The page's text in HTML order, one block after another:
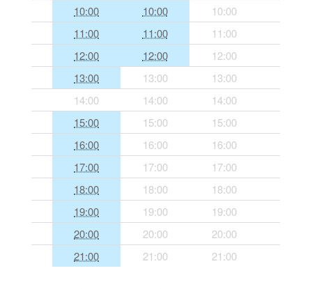
Planner e rubrica in cloud
Segreteria virtuale
Teleconsulto
10:00
10:00
10:00
11:00
11:00
11:00
12:00
12:00
12:00
13:00
13:00
13:00
14:00
14:00
14:00
15:00
15:00
15:00
16:00
16:00
16:00
17:00
17:00
17:00
18:00
18:00
18:00
19:00
19:00
19:00
20:00
20:00
20:00
21:00
21:00 21:00